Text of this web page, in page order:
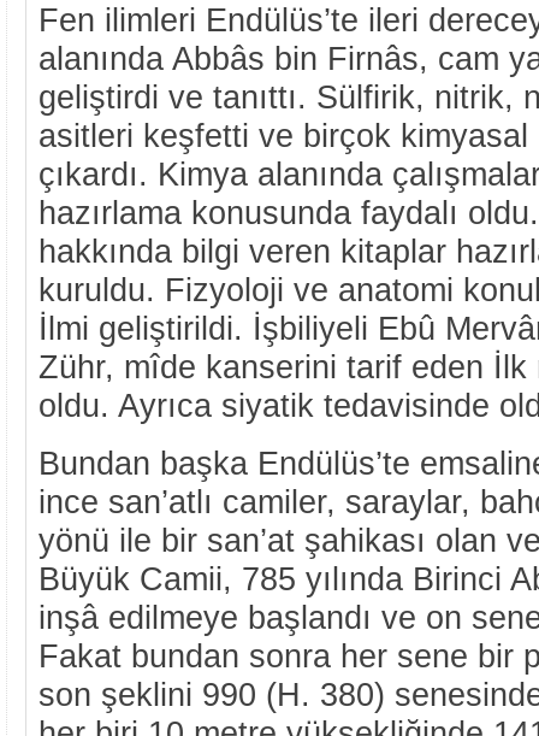
Fen ilimleri Endülüs’te ileri
alanında Abbâs bin Firnâs, cam
geliştirdi ve tanıttı. Sülfirik, nitrik,
asitleri keşfetti ve birçok
çıkardı. Kimya alanında
hazırlama konusunda faydalı
hakkında bilgi veren kitaplar
kuruldu. Fizyoloji ve anatomi
İlmi geliştirildi. İşbiliyeli Ebû
Zühr, mîde kanserini tarif eden İlk
oldu. Ayrıca siyatik tedavisinde
Bundan başka Endülüs’te
ince san’atlı camiler, saraylar,
yönü ile bir san’at şahikası olan
Büyük Camii, 785 yılında Birinci
inşâ edilmeye başlandı ve on
Fakat bundan sonra her sene bir
son şeklini 990 (H. 380)